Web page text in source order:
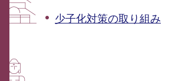
少子化対策の取り組み